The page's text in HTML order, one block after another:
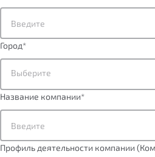
Город*
Выберите
Название компании*
Профиль деятельности компании